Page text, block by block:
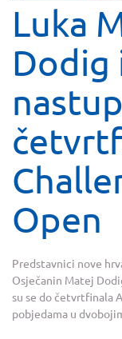
Luka
Dodig
Open
Predstavnici nove
Osječanin Matej
su se do četvrtfinala
pobjedama u